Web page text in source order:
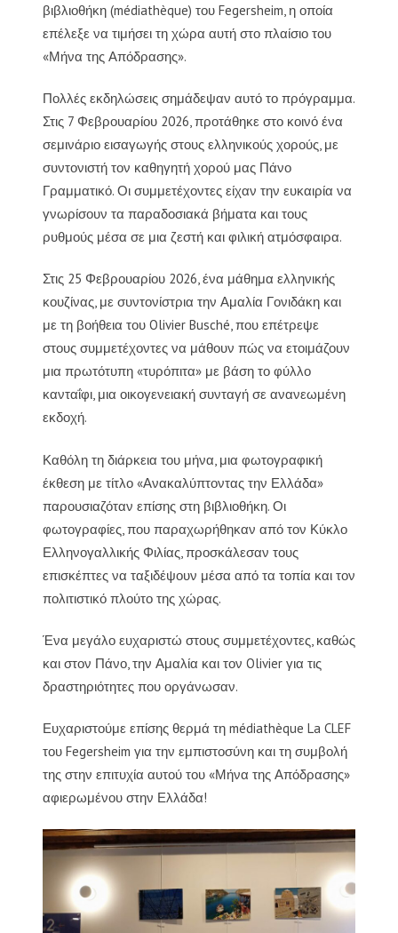
βιβλιοθήκη (médiathèque) του Fegersheim, η οποία
επέλεξε να τιμήσει τη χώρα αυτή στο πλαίσιο του
«Μήνα της Απόδρασης».
Πολλές εκδηλώσεις σημάδεψαν αυτό το πρόγραμμα.
Στις 7 Φεβρουαρίου 2026, προτάθηκε στο κοινό ένα
σεμινάριο εισαγωγής στους ελληνικούς χορούς, με
συντονιστή τον καθηγητή χορού μας Πάνο
Γραμματικό. Οι συμμετέχοντες είχαν την ευκαιρία να
γνωρίσουν τα παραδοσιακά βήματα και τους
ρυθμούς μέσα σε μια ζεστή και φιλική ατμόσφαιρα.
Στις 25 Φεβρουαρίου 2026, ένα μάθημα ελληνικής
κουζίνας, με συντονίστρια την Αμαλία Γονιδάκη και
με τη βοήθεια του Olivier Busché, που επέτρεψε
στους συμμετέχοντες να μάθουν πώς να ετοιμάζουν
μια πρωτότυπη «τυρόπιτα» με βάση το φύλλο
κανταΐφι, μια οικογενειακή συνταγή σε ανανεωμένη
εκδοχή.
Καθόλη τη διάρκεια του μήνα, μια φωτογραφική
έκθεση με τίτλο «Ανακαλύπτοντας την Ελλάδα»
παρουσιαζόταν επίσης στη βιβλιοθήκη. Οι
φωτογραφίες, που παραχωρήθηκαν από τον Κύκλο
Ελληνογαλλικής Φιλίας, προσκάλεσαν τους
επισκέπτες να ταξιδέψουν μέσα από τα τοπία και τον
πολιτιστικό πλούτο της χώρας.
Ένα μεγάλο ευχαριστώ στους συμμετέχοντες, καθώς
και στον Πάνο, την Αμαλία και τον Olivier για τις
δραστηριότητες που οργάνωσαν.
Ευχαριστούμε επίσης θερμά τη médiathèque La CLEF
του Fegersheim για την εμπιστοσύνη και τη συμβολή
της στην επιτυχία αυτού του «Μήνα της Απόδρασης»
αφιερωμένου στην Ελλάδα!